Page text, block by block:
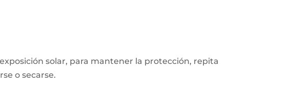
solar, para mantener la protección, repita
o secarse.